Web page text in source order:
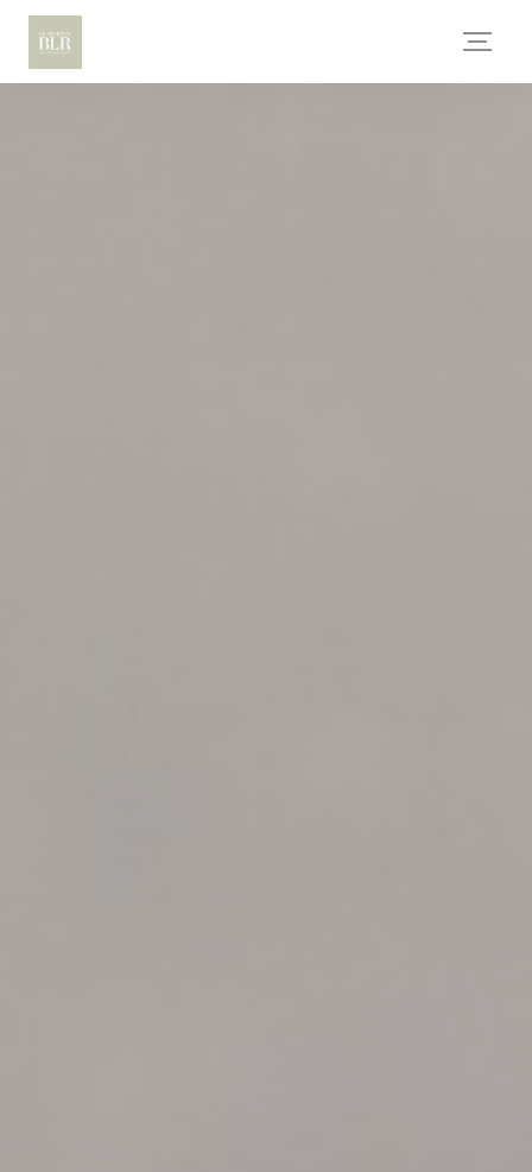
Personnalisation de vos choix en matière de cookies